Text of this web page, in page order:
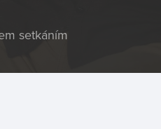
setkáním